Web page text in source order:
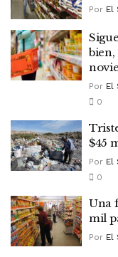
Por El
bien,
Por El
0
$45
Por El
0
Una
mil
Por El